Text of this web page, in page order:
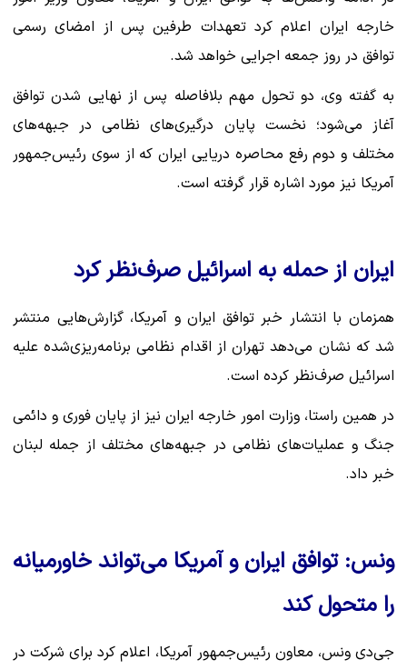
خارجه ایران اعلام کرد تعهدات طرفین پس از امضای رسمی
توافق در روز جمعه اجرایی خواهد شد.
به گفته وی، دو تحول مهم بلافاصله پس از نهایی شدن توافق
آغاز می‌شود؛ نخست پایان درگیری‌های نظامی در جبهه‌های
مختلف و دوم رفع محاصره دریایی ایران که از سوی رئیس‌جمهور
آمریکا نیز مورد اشاره قرار گرفته است.
ایران از حمله به اسرائیل صرف‌نظر کرد
همزمان با انتشار خبر توافق ایران و آمریکا، گزارش‌هایی منتشر
شد که نشان می‌دهد تهران از اقدام نظامی برنامه‌ریزی‌شده علیه
اسرائیل صرف‌نظر کرده است.
در همین راستا، وزارت امور خارجه ایران نیز از پایان فوری و دائمی
جنگ و عملیات‌های نظامی در جبهه‌های مختلف از جمله لبنان
خبر داد.
ونس: توافق ایران و آمریکا می‌تواند خاورمیانه
را متحول کند
جی‌دی ونس، معاون رئیس‌جمهور آمریکا، اعلام کرد برای شرکت در